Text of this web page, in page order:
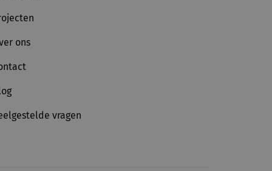
ons
vragen